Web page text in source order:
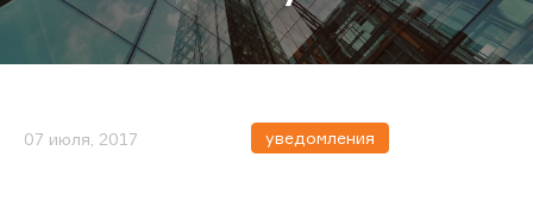
07 июля, 2017 уведомления